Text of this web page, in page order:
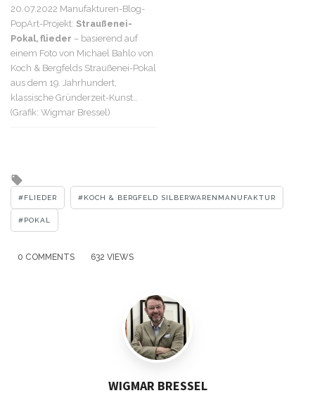
20.07.2022 Manufakturen-Blog-
PopArt-Projekt: Straußenei-
Pokal, flieder – basierend auf
einem Foto von Michael Bahlo von
Koch & Bergfelds Straußenei-Pokal
aus dem 19. Jahrhundert,
klassische Gründerzeit-Kunst…
(Grafik: Wigmar Bressel)
with
FLIEDER KOCH & BERGFELD SILBERWARENMANUFAKTUR
POKAL
0 COMMENTS 632 VIEWS
WIGMAR BRESSEL